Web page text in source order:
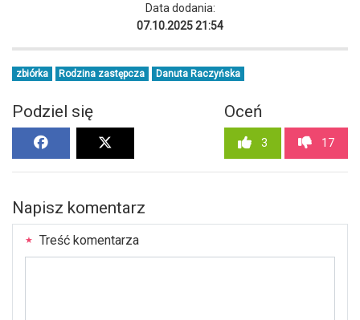
Data dodania:
07.10.2025 21:54
zbiórka Rodzina zastępcza Danuta Raczyńska
Podziel się Oceń
3 17
Napisz komentarz
Treść komentarza